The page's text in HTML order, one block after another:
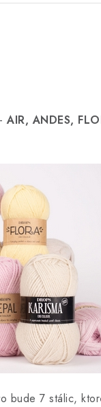
AIR, ANDES,
bude 7 stálic,